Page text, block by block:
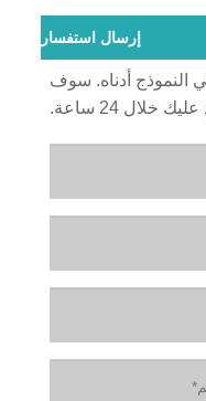
إرسال استفسار
النموذج أدناه. سوف
خلال 24 ساعة.